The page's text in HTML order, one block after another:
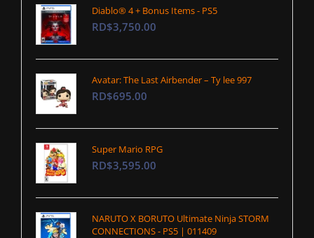
Diablo® 4 + Bonus Items - PS5
RD$3,750.00
Avatar: The Last Airbender – Ty lee 997
RD$695.00
Super Mario RPG
RD$3,595.00
NARUTO X BORUTO Ultimate Ninja STORM
CONNECTIONS - PS5 | 011409